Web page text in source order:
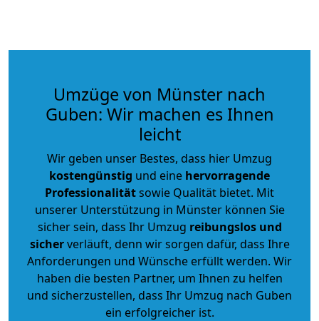
Umzüge von Münster nach
Guben: Wir machen es Ihnen
leicht
Wir geben unser Bestes, dass hier Umzug
kostengünstig und eine hervorragende
Professionalitätsowie Qualität bietet. Mit
unserer Unterstützung in Münster können Sie
sicher sein, dass Ihr Umzug reibungslos und
sicherverläuft, denn wir sorgen dafür, dass Ihre
Anforderungen und Wünsche erfüllt werden. Wir
haben die besten Partner, um Ihnen zu helfen
und sicherzustellen, dass Ihr Umzug nach Guben
ein erfolgreicher ist.